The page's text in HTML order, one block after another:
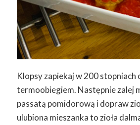
Klopsy zapiekaj w 200 stopniach
termoobiegiem. Następnie zalej
passatą pomidorową i dopraw
ulubiona mieszanka to zioła